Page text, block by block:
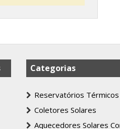
Categorias
Reservatórios Térmicos
Coletores Solares
Aquecedores Solares